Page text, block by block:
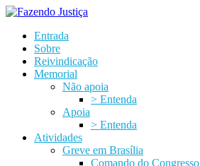
Entrada
Sobre
Reivindicação
Memorial
Não apoia
> Entenda
Apoia
> Entenda
Atividades
Greve em Brasília
Comando do Congresso